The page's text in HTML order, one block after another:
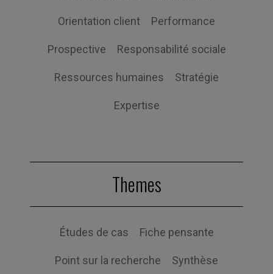
Orientation client Performance
Prospective Responsabilité sociale
Ressources humaines Stratégie
Expertise
Themes
Études de cas Fiche pensante
Point sur la recherche Synthèse